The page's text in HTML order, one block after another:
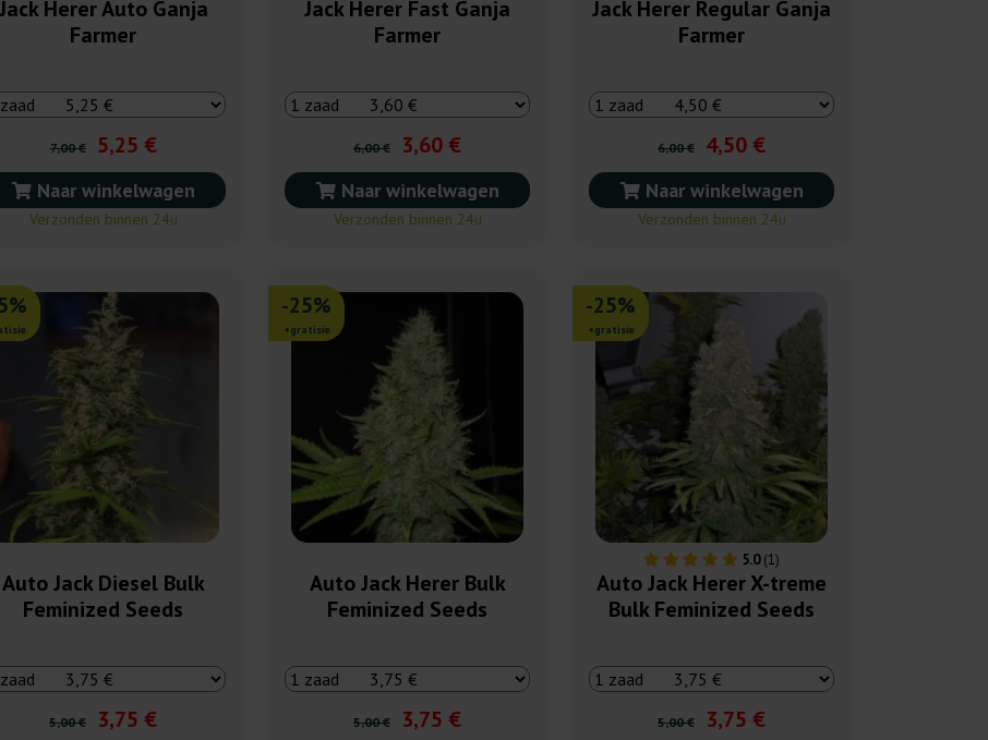
Jack Herer Auto Ganja
Farmer
7,00 € 5,25 €
Naar winkelwagen
Verzonden binnen 24u
Jack Herer Fast Ganja
Farmer
6,00 € 3,60 €
Naar winkelwagen
Verzonden binnen 24u
Jack Herer Regular Ganja
Farmer
6,00 € 4,50 €
Naar winkelwagen
Verzonden binnen 24u
Auto Jack Diesel Bulk
Feminized Seeds
5,00 € 3,75 €
-25%
+gratisie
Auto Jack Herer Bulk
Feminized Seeds
5,00 € 3,75 €
5.0(1)
-25%
+gratisie
Auto Jack Herer X-treme
Bulk Feminized Seeds
5,00 € 3,75 €